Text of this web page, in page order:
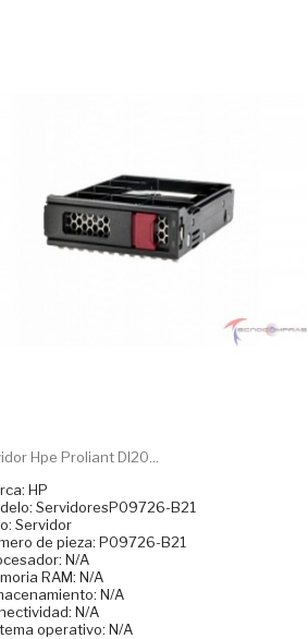
Hpe Proliant Dl20...
HP
ServidoresP09726-B21
Servidor
de pieza: P09726-B21
N/A
RAM: N/A
N/A
N/A
operativo: N/A